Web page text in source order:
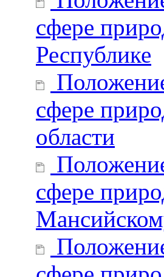
сфере
Республике
сфере
области
сфере